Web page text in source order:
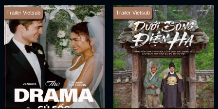
Trailer Vietsub Trailer Vietsub